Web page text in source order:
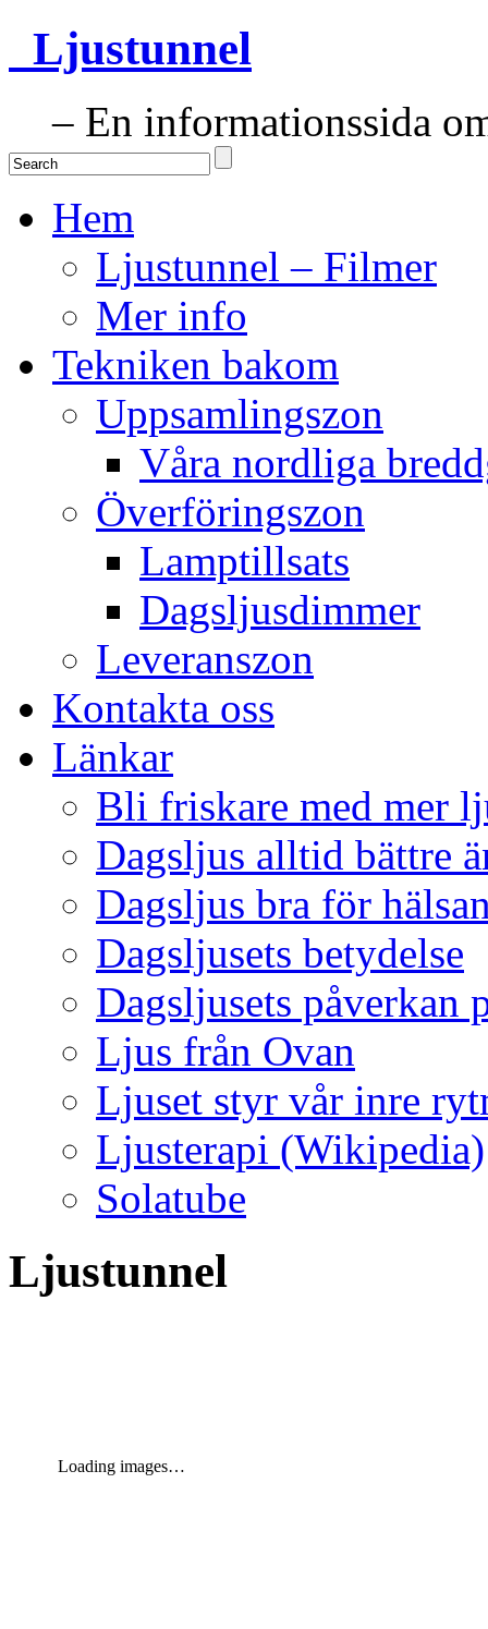
Ljustunnel
– En informationssida
Hem
Ljustunnel – Filmer
Mer info
Tekniken bakom
Uppsamlingszon
Våra nordliga
Överföringszon
Lamptillsats
Dagsljusdimmer
Leveranszon
Kontakta oss
Länkar
Bli friskare med mer
Dagsljus alltid bättre
Dagsljus bra för
Dagsljusets betydelse
Dagsljusets påverkan
Ljus från Ovan
Ljuset styr vår inre
Ljusterapi (Wikipedia)
Solatube
Ljustunnel
Loading images…